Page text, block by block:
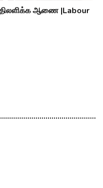
ஆணை |Labour